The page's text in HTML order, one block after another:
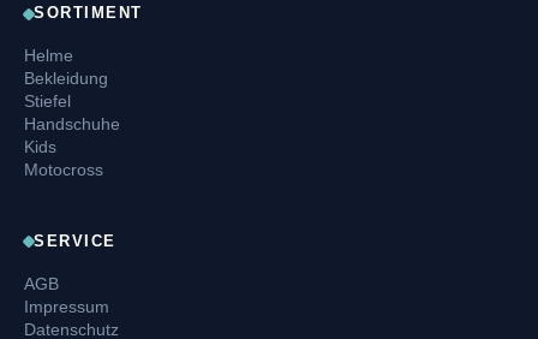
SORTIMENT
Helme
Bekleidung
Stiefel
Handschuhe
Kids
Motocross
SERVICE
AGB
Impressum
Datenschutz